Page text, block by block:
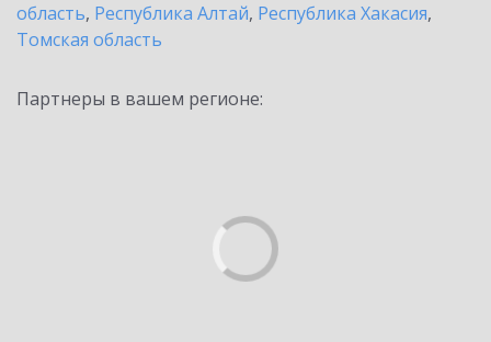
область, Республика Алтай, Республика Хакасия,
Томская область
Партнеры в вашем регионе: